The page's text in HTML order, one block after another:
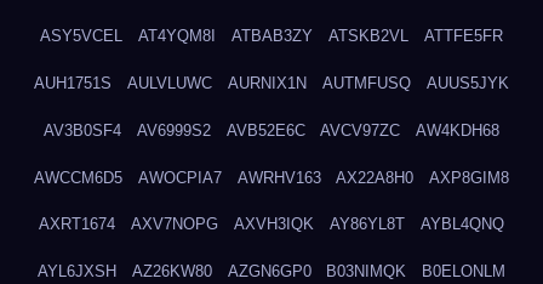
ASY5VCEL AT4YQM8I ATBAB3ZY ATSKB2VL ATTFE5FR
AUH1751S AULVLUWC AURNIX1N AUTMFUSQ AUUS5JYK
AV3B0SF4 AV6999S2 AVB52E6C AVCV97ZC AW4KDH68
AWCCM6D5 AWOCPIA7 AWRHV163 AX22A8H0 AXP8GIM8
AXRT1674 AXV7NOPG AXVH3IQK AY86YL8T AYBL4QNQ
AYL6JXSH AZ26KW80 AZGN6GP0 B03NIMQK B0ELONLM